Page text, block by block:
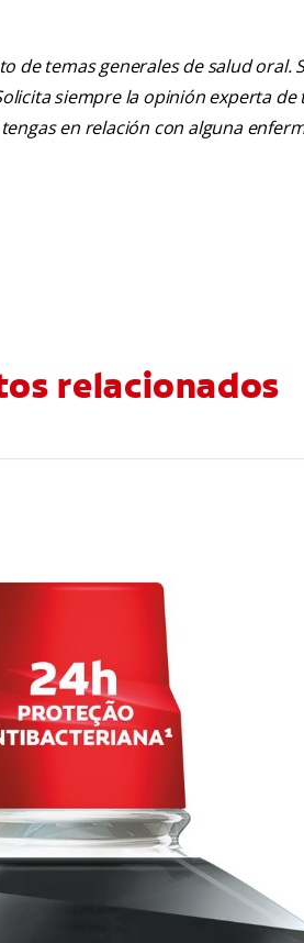
de temas generales de salud oral.
siempre la opinión experta de
en relación con alguna
relacionados